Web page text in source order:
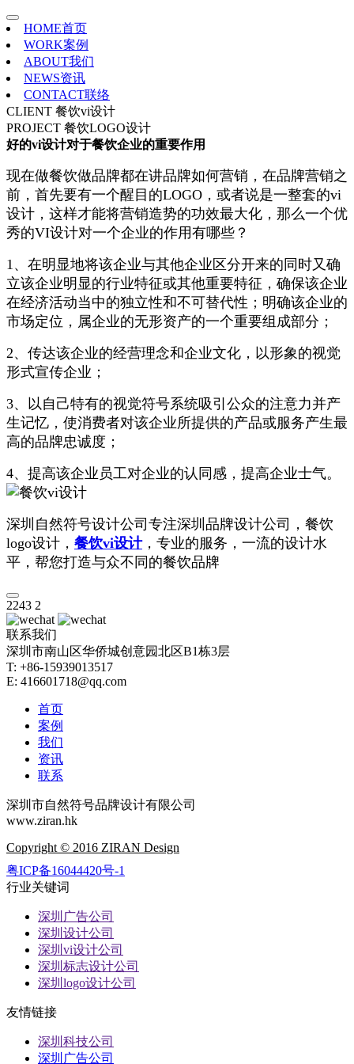
HOME首页
WORK案例
ABOUT我们
NEWS资讯
CONTACT联络
CLIENT 餐饮vi设计
PROJECT 餐饮LOGO设计
好的vi设计对于餐饮企业的重要作用
现在做餐饮做品牌都在讲品牌如何营销，在品牌营销之
前，首先要有一个醒目的LOGO，或者说是一整套的vi
设计，这样才能将营销造势的功效最大化，那么一个优
秀的VI设计对一个企业的作用有哪些？
1、在明显地将该企业与其他企业区分开来的同时又确
立该企业明显的行业特征或其他重要特征，确保该企业
在经济活动当中的独立性和不可替代性；明确该企业的
市场定位，属企业的无形资产的一个重要组成部分；
2、传达该企业的经营理念和企业文化，以形象的视觉
形式宣传企业；
3、以自己特有的视觉符号系统吸引公众的注意力并产
生记忆，使消费者对该企业所提供的产品或服务产生最
高的品牌忠诚度；
4、提高该企业员工对企业的认同感，提高企业士气。
深圳自然符号设计公司专注深圳品牌设计公司，餐饮
logo设计， 餐饮vi设计，专业的服务，一流的设计水
平，帮您打造与众不同的餐饮品牌
2243 2
联系我们
深圳市南山区华侨城创意园北区B1栋3层
T: +86-15939013517
E: 416601718@qq.com
首页
案例
我们
资讯
联系
深圳市自然符号品牌设计有限公司
www.ziran.hk
Copyright © 2016 ZIRAN Design
粤ICP备16044420号-1
行业关键词
深圳广告公司
深圳设计公司
深圳vi设计公司
深圳标志设计公司
深圳logo设计公司
友情链接
深圳科技公司
深圳广告公司